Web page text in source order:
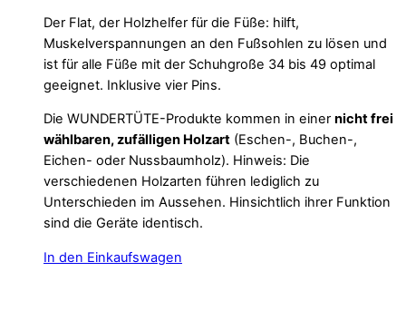
Der Flat, der Holzhelfer für die Füße: hilft,
Muskelverspannungen an den Fußsohlen zu lösen und
ist für alle Füße mit der Schuhgroße 34 bis 49 optimal
geeignet. Inklusive vier Pins.
Die WUNDERTÜTE-Produkte kommen in einer nicht frei
wählbaren, zufälligen Holzart (Eschen-, Buchen-,
Eichen- oder Nussbaumholz). Hinweis: Die
verschiedenen Holzarten führen lediglich zu
Unterschieden im Aussehen. Hinsichtlich ihrer Funktion
sind die Geräte identisch.
In den Einkaufswagen